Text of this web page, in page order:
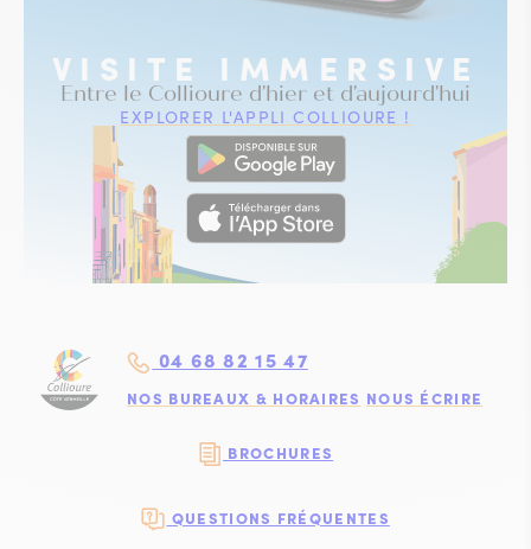
VISITE IMMERSIVE
Entre le Collioure d'hier et d'aujourd'hui
EXPLORER L'APPLI COLLIOURE !
04 68 82 15 47
NOS BUREAUX & HORAIRES NOUS ÉCRIRE
BROCHURES
QUESTIONS FRÉQUENTES